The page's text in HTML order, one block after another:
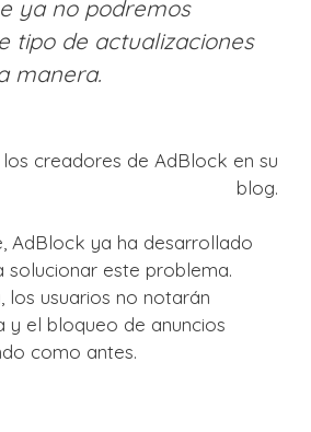
ya no podremos
tipo de actualizaciones
manera.
los creadores de AdBlock en su
blog.
AdBlock ya ha desarrollado
solucionar este problema.
los usuarios no notarán
y el bloqueo de anuncios
como antes.